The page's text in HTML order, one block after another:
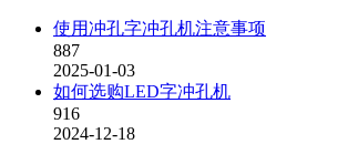
使用冲孔字冲孔机注意事项
887
2025-01-03
如何选购LED字冲孔机
916
2024-12-18